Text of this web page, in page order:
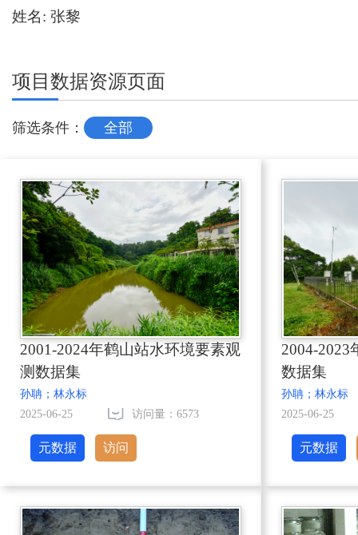
姓名: 张黎
项目数据资源页面
筛选条件： 全部
2001-2024年鹤山站水环境要素观
测数据集
孙聃；林永标
2025-06-25
访问量：6573
元数据 访问
2004-2023
数据集
孙聃；林永标
2025-06-25
元数据